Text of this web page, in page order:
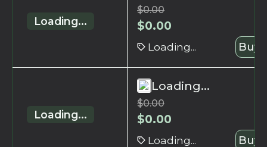
Loading...
$0.00
$0.00
Loading... Buy
Loading...
Loading...
$0.00
$0.00
Loading... Buy